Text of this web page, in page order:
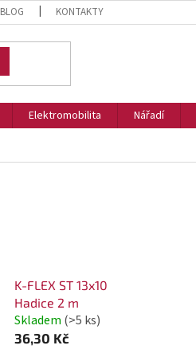
BLOG KONTAKTY
Elektromobilita Nářadí
K-FLEX ST 13x10
Hadice 2 m
Skladem (>5 ks)
36,30 Kč